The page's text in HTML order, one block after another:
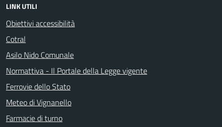
LINK UTILI
Obiettivi accessibilità
Cotral
Asilo Nido Comunale
Normattiva - Il Portale della Legge vigente
Ferrovie dello Stato
Meteo di Vignanello
Farmacie di turno